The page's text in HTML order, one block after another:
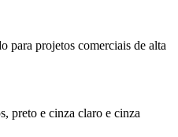
para projetos comerciais de alta
preto e cinza claro e cinza